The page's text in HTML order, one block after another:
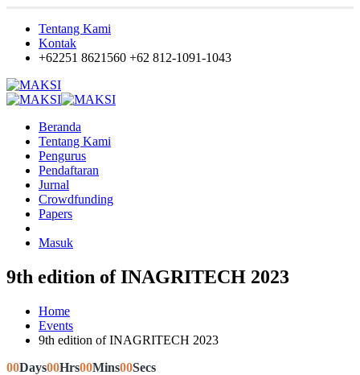
Tentang Kami
Kontak
+62251 8621560 +62 812-1091-1043
Beranda
Tentang Kami
Pengurus
Pendaftaran
Jurnal
Crowdfunding
Papers
Masuk
9th edition of INAGRITECH 2023
Home
Events
9th edition of INAGRITECH 2023
00Days00Hrs00Mins00Secs